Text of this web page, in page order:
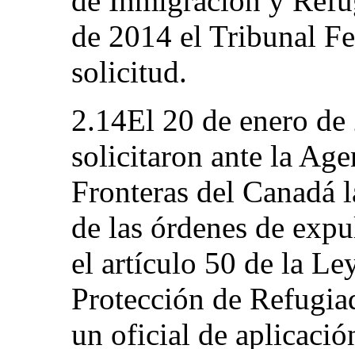
de 2014 el Tribunal
solicitud.
2.14El 20 de enero
solicitaron ante la
Fronteras del Canadá
de las órdenes de
el artículo 50 de la
Protección de
un oficial de